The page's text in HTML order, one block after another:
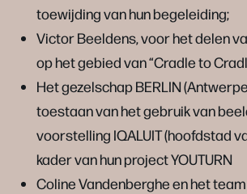
toewijding van hun begeleiding;
Victor Beeldens, voor het delen
op het gebied van “Cradle to
Het gezelschap BERLIN
toestaan van het gebruik van
voorstelling IQALUIT (hoofdstad
kader van hun project YOUTURN
Coline Vandenberghe en het